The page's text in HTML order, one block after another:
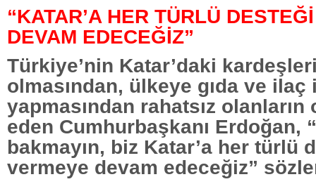
“KATAR’A HER TÜRLÜ
DEVAM EDECEĞİZ”
Türkiye’nin Katar’daki
olmasından, ülkeye gıda ve ilaç
yapmasından rahatsız
eden Cumhurbaşkanı Erdoğan,
bakmayın, biz Katar’a her türlü
vermeye devam edeceğiz”